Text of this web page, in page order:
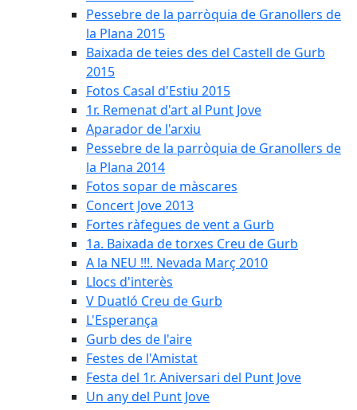
Pessebre de la parròquia de Granollers de
la Plana 2015
Baixada de teies des del Castell de Gurb
2015
Fotos Casal d'Estiu 2015
1r. Remenat d'art al Punt Jove
Aparador de l'arxiu
Pessebre de la parròquia de Granollers de
la Plana 2014
Fotos sopar de màscares
Concert Jove 2013
Fortes ràfegues de vent a Gurb
1a. Baixada de torxes Creu de Gurb
A la NEU !!!. Nevada Març 2010
Llocs d'interès
V Duatló Creu de Gurb
L'Esperança
Gurb des de l'aire
Festes de l'Amistat
Festa del 1r. Aniversari del Punt Jove
Un any del Punt Jove